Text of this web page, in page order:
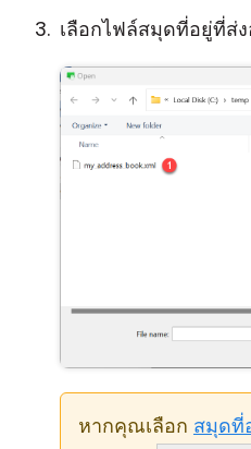
เลือกไฟล์สมุดที่อยู่ที่ส่
หากคุณเลือก สมุดที่